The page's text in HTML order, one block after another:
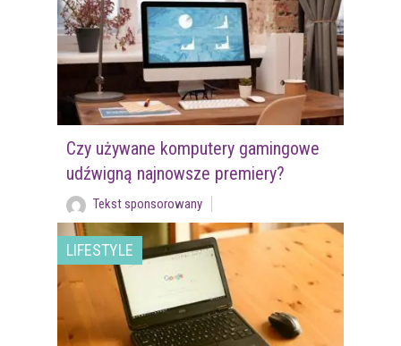
Czy używane komputery gamingowe
udźwigną najnowsze premiery?
Tekst sponsorowany
LIFESTYLE